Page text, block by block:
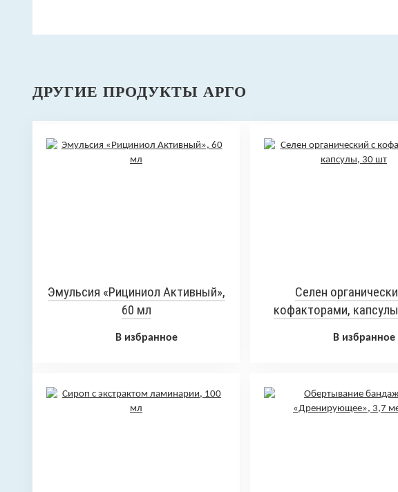
ДРУГИЕ ПРОДУКТЫ АРГО
Эмульсия «Рициниол Активный»,
60 мл
В избранное
Селен
кофакторами,
В избранное